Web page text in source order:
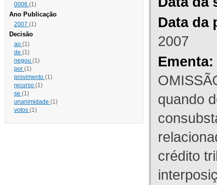
0006 (1)
Ano Publicação
2007 (1)
Decisão
ao (1)
de (1)
negou (1)
por (1)
provimento (1)
recurso (1)
se (1)
unanimidade (1)
votos (1)
Data da
2007
Ementa:
quando
crédito